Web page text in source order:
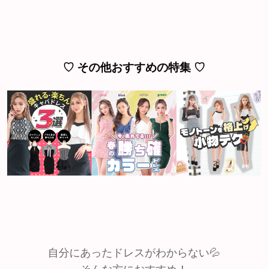
♡ その他おすすめの特集 ♡
自分にあったドレスがわからない💦